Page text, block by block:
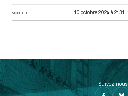
MODIFIÉ LE 10 octobre 2024 à 21:31
Suivez-nous